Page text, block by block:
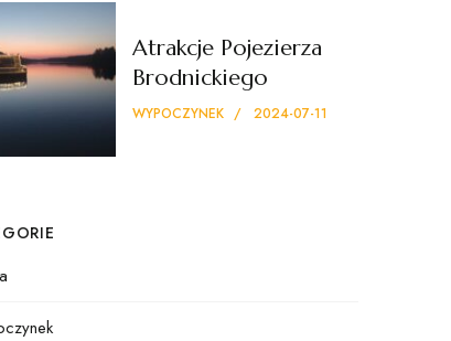
Atrakcje Pojezierza
Brodnickiego
WYPOCZYNEK 2024-07-11